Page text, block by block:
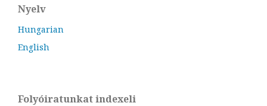
Nyelv
Hungarian
English
Folyóiratunkat indexeli